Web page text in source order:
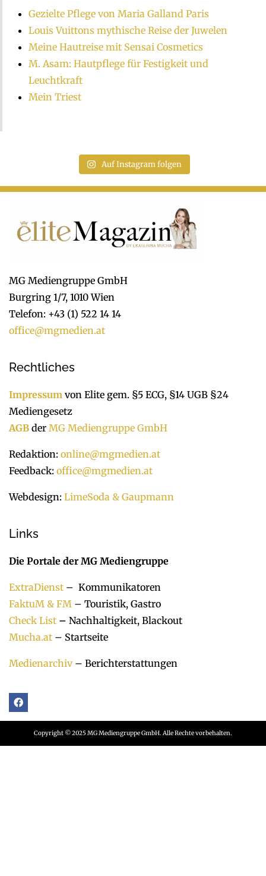
Gezielte Pflege von Maria Galland Paris
Louis Vuittons mythische Reise der Juwelen
Meine Hautreise mit Sensai Cosmetics
M. Asam: Hautpflege für Festigkeit und
Leuchtkraft
Mein Triest
Auf Instagram folgen
MG Mediengruppe GmbH
Burgring 1/7, 1010 Wien
Telefon: +43 (1) 522 14 14
office@mgmedien.at
Rechtliches
Impressum von Elite gem. §5 ECG, §14 UGB §24
Mediengesetz
AGB der MG Mediengruppe GmbH
Redaktion: online@mgmedien.at
Feedback: office@mgmedien.at
Webdesign: LimeSoda & Gaupmann
Links
Die Portale der MG Mediengruppe
ExtraDienst – Kommunikatoren
FaktuM & FM – Touristik, Gastro
Check List – Nachhaltigkeit, Blackout
Mucha.at – Startseite
Medienarchiv– Berichterstattungen
Copyright © 2025 MG Mediengruppe GmbH. Alle Rechte vorbehalten.